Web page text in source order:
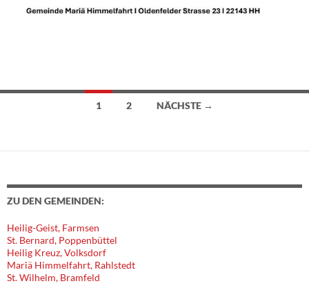
1 2 NÄCHSTE →
ZU DEN GEMEINDEN:
Heilig-Geist, Farmsen
St. Bernard, Poppenbüttel
Heilig Kreuz, Volksdorf
Mariä Himmelfahrt, Rahlstedt
St. Wilhelm, Bramfeld